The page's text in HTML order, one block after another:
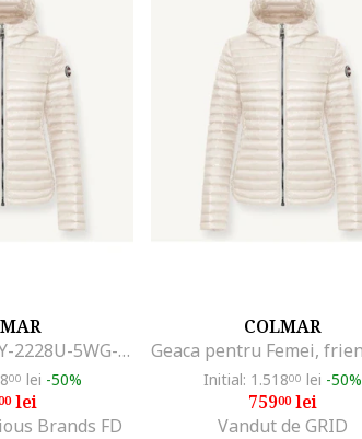
Geaca FRIENDLY-2228U-5WG-01
00 lei -50%
lei
Brands FD
COLMAR
Initial: 1.51800 lei -50%
75900lei
Vandut de GRID